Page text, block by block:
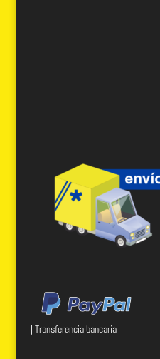
| Transferencia bancaria